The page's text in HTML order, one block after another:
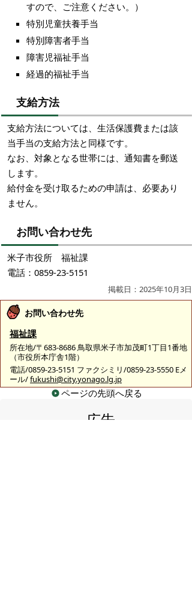
すので、ご注意ください。）
特別児童扶養手当
特別障害者手当
障害児福祉手当
経過的福祉手当
支給方法
支給方法については、生活保護費または該
当手当の支給方法と同様です。
なお、対象となる世帯には、通知書を郵送
します。
給付金を受け取るための申請は、必要あり
ません。
お問い合わせ先
米子市役所 福祉課
電話：0859-23-5151
掲載日：2025年10月3日
お問い合わせ先
福祉課
所在地/〒683-8686 鳥取県米子市加茂町1丁目1番地
（市役所本庁舎1階）
電話/0859-23-5151 ファクシミリ/0859-23-5550 Eメ
ール/fukushi@city.yonago.lg.jp
ページの先頭へ戻る
広告